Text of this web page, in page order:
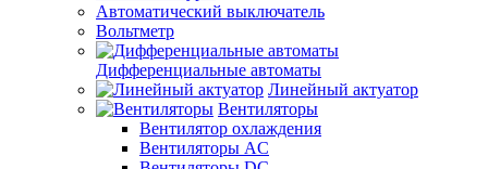
Автоматический выключатель
Вольтметр
Дифференциальные автоматы
Линейный актуатор
Вентиляторы
Вентилятор охлаждения
Вентиляторы AC